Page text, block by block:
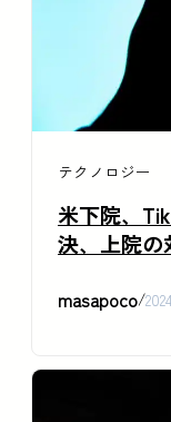
テクノロジー
米下院、
決、上院の
masapoco/